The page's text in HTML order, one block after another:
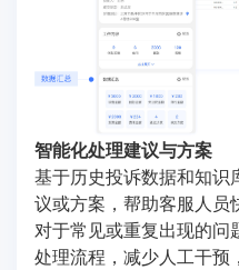
智能化处理建议与方案
基于历史投诉数据和知识
议或方案，帮助客服人员
对于常见或重复出现的问
处理流程，减少人工干预